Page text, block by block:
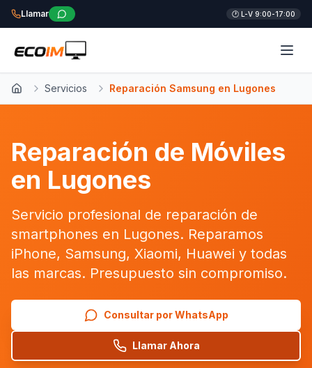
Llamar 🕐 L-V 9:00-17:00
Inicio Servicios Reparación Samsung en Lugones
Reparación de Móviles
en Lugones
Servicio profesional de reparación de
smartphones en Lugones. Reparamos
iPhone, Samsung, Xiaomi, Huawei y todas
las marcas. Presupuesto sin compromiso.
Consultar por WhatsApp
Llamar Ahora